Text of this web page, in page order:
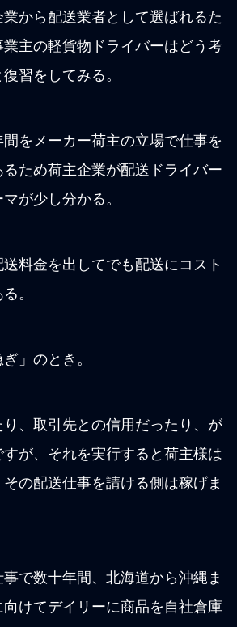
から配送業者として選ばれるた
主の軽貨物ドライバーはどう考
習をしてみる。
をメーカー荷主の立場で仕事を
るため荷主企業が配送ドライバー
が少し分かる。
料金を出してでも配送にコスト
。
」のとき。
、取引先との信用だったり、が
が、それを実行すると荷主様は
の配送仕事を請ける側は稼げま
で数十年間、北海道から沖縄ま
けてデイリーに商品を自社倉庫